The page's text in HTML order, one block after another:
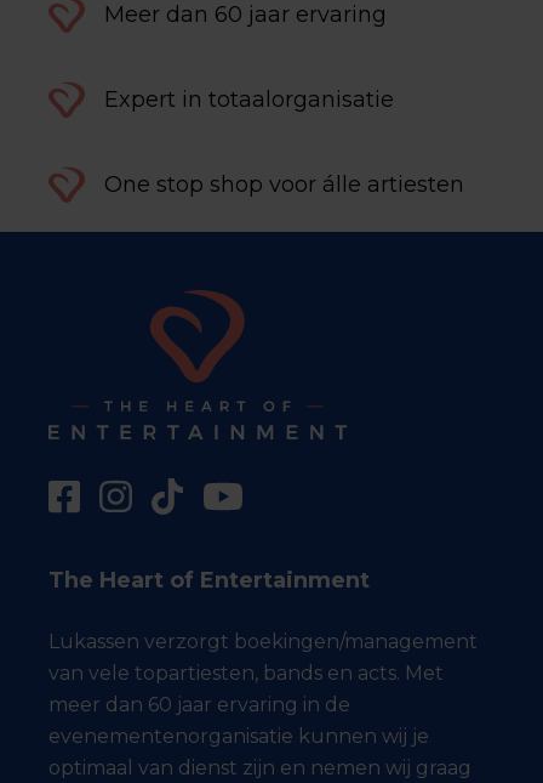
Meer dan 60 jaar ervaring
Expert in totaalorganisatie
One stop shop voor álle artiesten
The Heart of Entertainment
Lukassen verzorgt boekingen/management
van vele topartiesten, bands en acts. Met
meer dan 60 jaar ervaring in de
evenementenorganisatie kunnen wij je
optimaal van dienst zijn en nemen wij graag